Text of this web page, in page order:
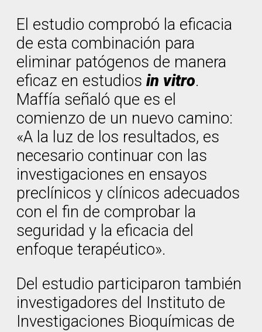
El estudio comprobó la eficacia
de esta combinación para
eliminar patógenos de manera
eficaz en estudios in vitro.
Maffía señaló que es el
comienzo de un nuevo camino:
«A la luz de los resultados, es
necesario continuar con las
investigaciones en ensayos
preclínicos y clínicos adecuados
con el fin de comprobar la
seguridad y la eficacia del
enfoque terapéutico».
Del estudio participaron también
investigadores del Instituto de
Investigaciones Bioquímicas de